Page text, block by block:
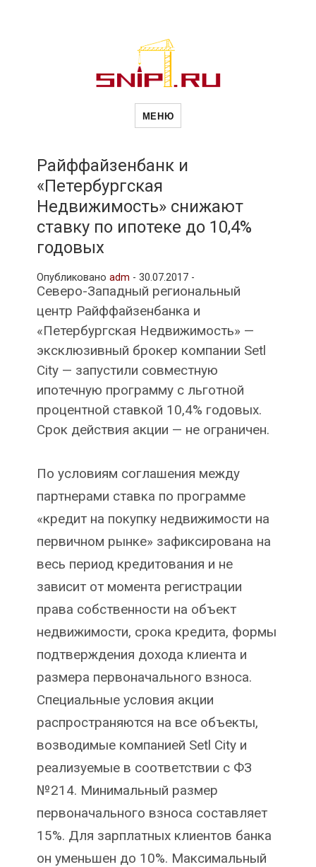
Новости
и
МЕНЮ
Райффайзенбанк и
«Петербургская
Недвижимость» снижают
ставку по ипотеке до 10,4%
годовых
Опубликовано adm - 30.07.2017 -
Северо-Западный региональный
центр Райффайзенбанка и
«Петербургская Недвижимость» —
эксклюзивный брокер компании Setl
City — запустили совместную
ипотечную программу с льготной
процентной ставкой 10,4% годовых.
Срок действия акции — не ограничен.
По условиям соглашения между
партнерами ставка по программе
«кредит на покупку недвижимости на
первичном рынке» зафиксирована на
весь период кредитования и не
зависит от момента регистрации
права собственности на объект
недвижимости, срока кредита, формы
подтверждения дохода клиента и
размера первоначального взноса.
Специальные условия акции
распространяются на все объекты,
возводимые компанией Setl City и
реализуемые в соответствии с ФЗ
№214. Минимальный размер
первоначального взноса составляет
15%. Для зарплатных клиентов банка
он уменьшен до 10%. Максимальный